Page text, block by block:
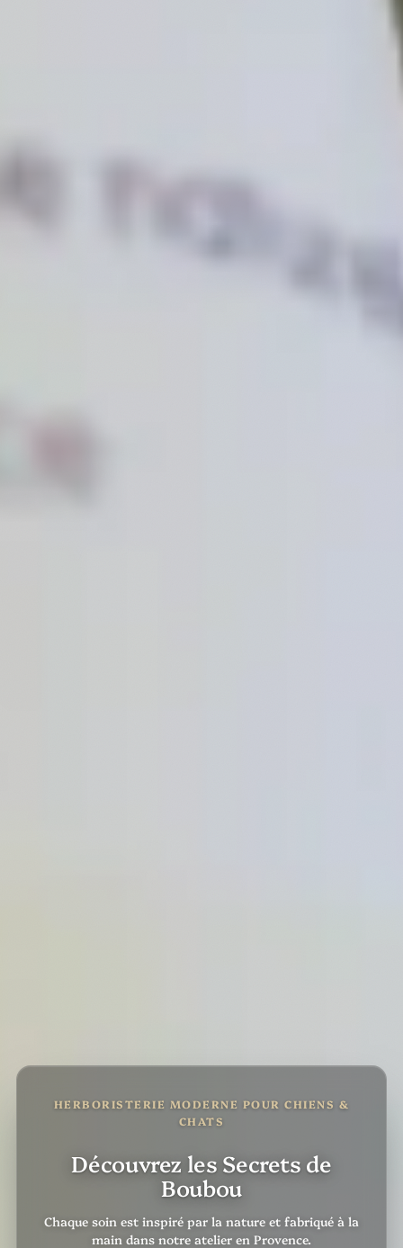
HERBORISTERIE MODERNE POUR CHIENS &
CHATS
Découvrez les Secrets de
Boubou
Chaque soin est inspiré par la nature et fabriqué à la
main dans notre atelier en Provence.